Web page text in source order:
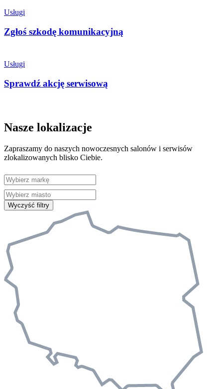
Usługi
Zgłoś szkodę komunikacyjną
Usługi
Sprawdź akcję serwisową
Nasze lokalizacje
Zapraszamy do naszych nowoczesnych salonów i serwisów
zlokalizowanych blisko Ciebie.
Wyczyść filtry